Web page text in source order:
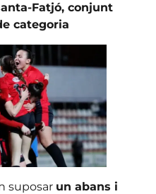
Fatjó, conjunt
categoria
suposar un abans i